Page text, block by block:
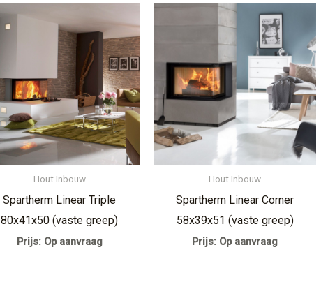
Hout Inbouw
Spartherm Linear Triple
80x41x50 (vaste greep)
Prijs: Op aanvraag
Hout Inbouw
Spartherm Linear Corner
58x39x51 (vaste greep)
Prijs: Op aanvraag